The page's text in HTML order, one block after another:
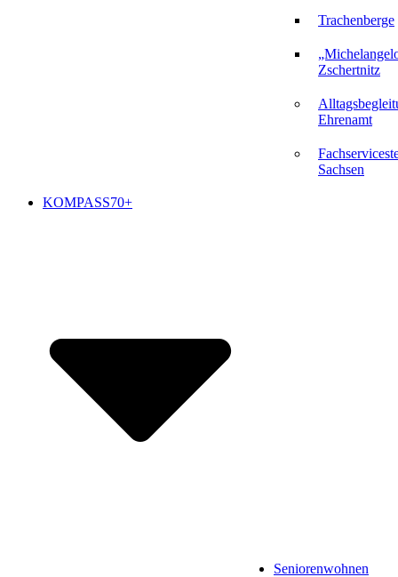
KOMPASS70+
Trachenberge
Zschertnitz
Ehrenamt
Sachsen
Seniorenwohnen